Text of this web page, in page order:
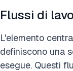
Flussi di
L'elemento
definiscono una
esegue. Questi